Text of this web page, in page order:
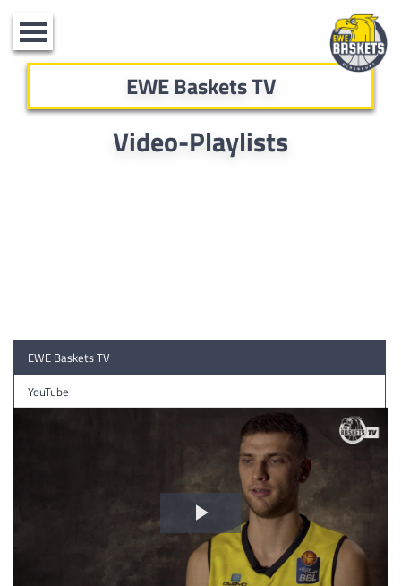
Toggle
navigation
EWE Baskets TV
Video-Playlists
EWE Baskets TV
YouTube
Video
abspielen